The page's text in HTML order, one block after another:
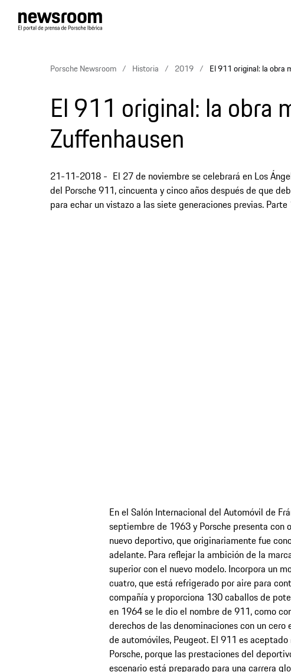
Porsche Newsroom Historia 2019 El 911 original: la obra
El 911 original: la obra
Zuffenhausen
21-11-2018
El 27 de noviembre se celebrará en Los
del Porsche 911, cincuenta y cinco años después de que
para echar un vistazo a las siete generaciones previas.
En el Salón Internacional del Automóvil de
septiembre de 1963 y Porsche presenta con
nuevo deportivo, que originariamente fue
adelante. Para reflejar la ambición de la
superior con el nuevo modelo. Incorpora un
cuatro, que está refrigerado por aire para
compañía y proporciona 130 caballos de
en 1964 se le dio el nombre de 911, como
derechos de las denominaciones con un
de automóviles, Peugeot. El 911 es aceptado
Porsche, porque las prestaciones del
escenario está preparado para una carrera